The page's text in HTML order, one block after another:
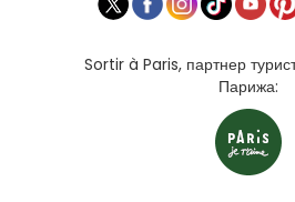
Sortir à Paris, партнер
Парижа: